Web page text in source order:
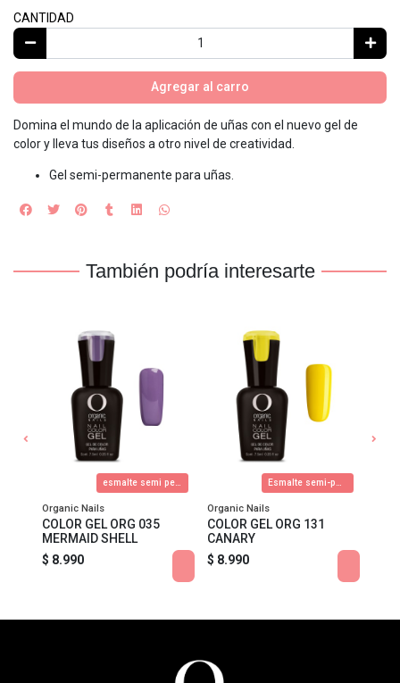
CANTIDAD
Agregar al carro
Domina el mundo de la aplicación de uñas con el nuevo gel de
color y lleva tus diseños a otro nivel de creatividad.
Gel semi-permanente para uñas.
También podría interesarte
esmalte semi permanente
Organic Nails
COLOR GEL ORG 035
MERMAID SHELL
$ 8.990
Organic Nails
COLOR GEL ORG 131
CANARY
$ 8.990